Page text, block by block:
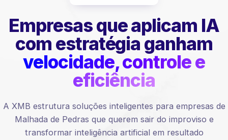
Empresas que aplicam IA
com estratégia ganham
velocidade, controle e
eficiência
A XMB estrutura soluções inteligentes para empresas de
Malhada de Pedras que querem sair do improviso e
transformar inteligência artificial em resultado